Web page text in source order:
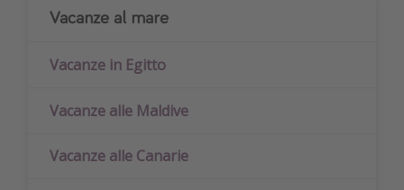
Vacanze al mare
Vacanze in Egitto
Vacanze alle Maldive
Vacanze alle Canarie